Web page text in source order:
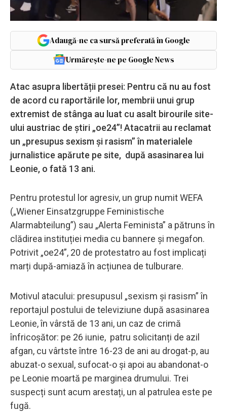
Adaugă-ne ca sursă preferată în Google
Urmărește-ne pe Google News
Atac asupra libertății presei: Pentru că nu au fost
de acord cu raportările lor, membrii unui grup
extremist de stânga au luat cu asalt birourile site-
ului austriac de știri „oe24”! Atacatrii au reclamat
un „presupus sexism și rasism” în materialele
jurnalistice apărute pe site, după asasinarea lui
Leonie, o fată 13 ani.
Pentru protestul lor agresiv, un grup numit WEFA
(„Wiener Einsatzgruppe Feministische
Alarmabteilung”) sau „Alerta Feminista” a pătruns în
clădirea instituției media cu bannere și megafon.
Potrivit „oe24”, 20 de protestatro au fost implicați
marți după-amiază în acțiunea de tulburare.
Motivul atacului: presupusul „sexism și rasism” în
reportajul postului de televiziune după asasinarea
Leonie, în vârstă de 13 ani, un caz de crimă
înfricoșător: pe 26 iunie, patru solicitanți de azil
afgan, cu vârtste între 16-23 de ani au drogat-p, au
abuzat-o sexual, sufocat-o și apoi au abandonat-o
pe Leonie moartă pe marginea drumului. Trei
suspecți sunt acum arestați, un al patrulea este pe
fugă.